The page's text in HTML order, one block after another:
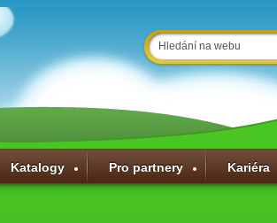
Katalogy Pro partnery Kariéra